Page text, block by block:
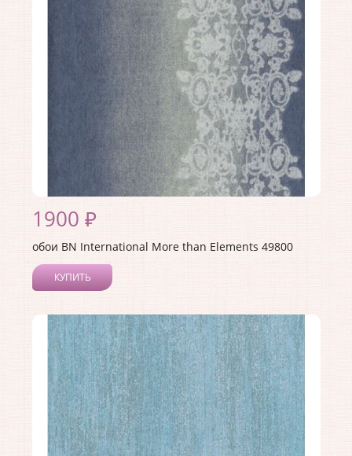
Нидерланды
Материал основы: Флизелин
1900 ₽
обои BN International More than Elements 49800
КУПИТЬ
Коллекция:More than Elements
Длина рулона:10.05
Ширина рулона:0.53
Материал покрытия:Виниловое
Страна:Нидерланды
Материал основы:Флизелин
Раппорт:64